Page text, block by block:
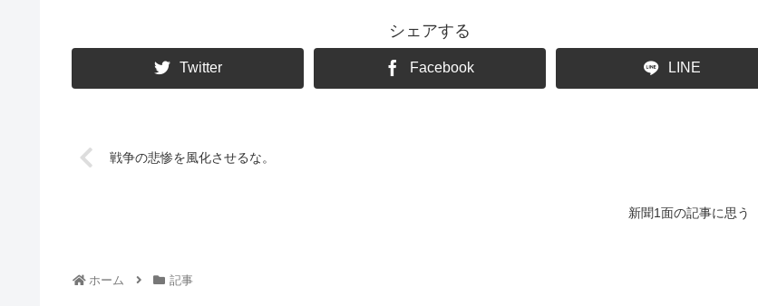
シェアする
Twitter Facebook LINE
戦争の悲惨を風化させるな。
新聞1面の記事に思う
ホーム 記事